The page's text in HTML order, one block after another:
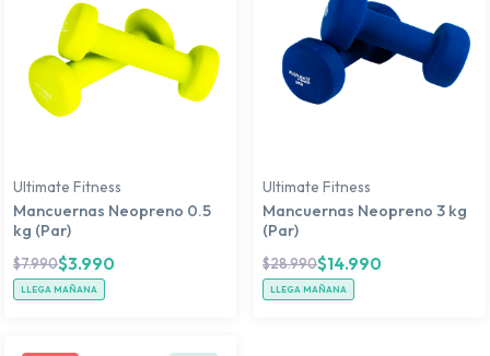
Ultimate Fitness
Mancuernas Neopreno 0.5
kg (Par)
$7.990$3.990
LLEGA MAÑANA
Ultimate Fitness
Mancuernas Neopreno 3 kg
(Par)
$28.990$14.990
LLEGA MAÑANA